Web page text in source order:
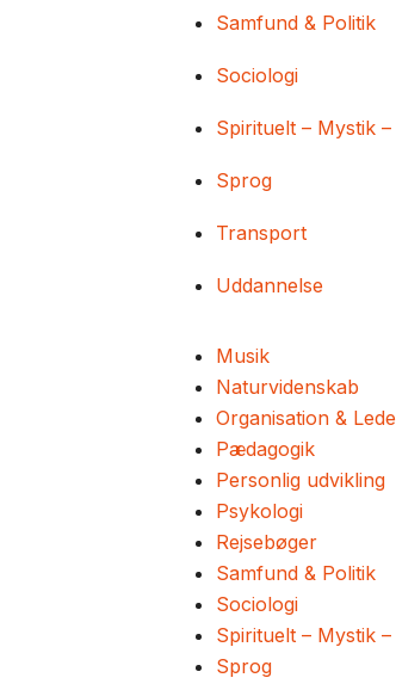
Samfund & Politik
Sociologi
Spirituelt – Mystik
Sprog
Transport
Uddannelse
Musik
Naturvidenskab
Organisation &
Pædagogik
Personlig udvikling
Psykologi
Rejsebøger
Samfund & Politik
Sociologi
Spirituelt – Mystik
Sprog